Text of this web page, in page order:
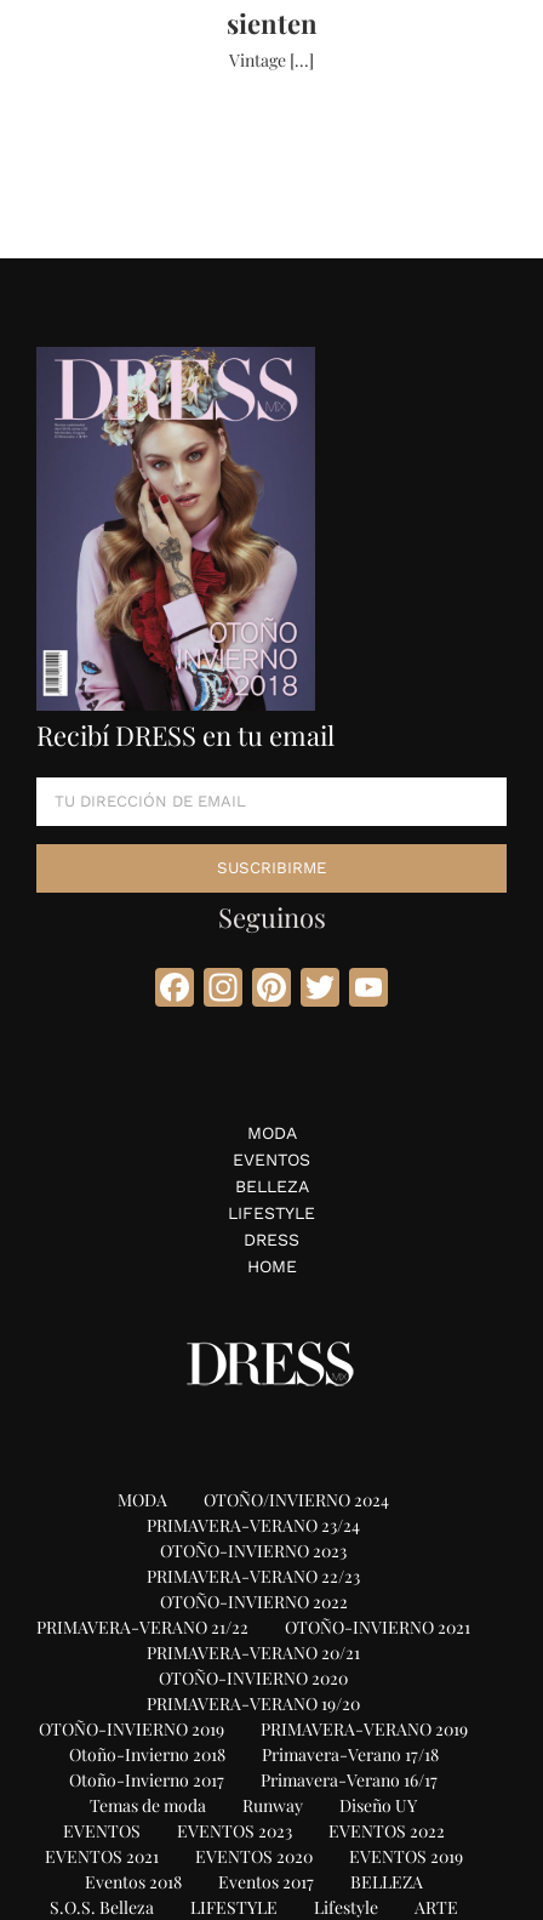
sienten
Vintage [...]
Recibí DRESS en tu email
Seguinos
Facebook
Instagram
Pinterest
Twitter
MODA
EVENTOS
BELLEZA
LIFESTYLE
DRESS
HOME
MODA
OTOÑO/INVIERNO 2024
PRIMAVERA-VERANO 23/24
OTOÑO-INVIERNO 2023
PRIMAVERA-VERANO 22/23
OTOÑO-INVIERNO 2022
PRIMAVERA-VERANO 21/22
OTOÑO-INVIERNO 2021
PRIMAVERA-VERANO 20/21
OTOÑO-INVIERNO 2020
PRIMAVERA-VERANO 19/20
OTOÑO-INVIERNO 2019
PRIMAVERA-VERANO 2019
Otoño-Invierno 2018
Primavera-Verano 17/18
Otoño-Invierno 2017
Primavera-Verano 16/17
Temas de moda
Runway
Diseño UY
EVENTOS
EVENTOS 2023
EVENTOS 2022
EVENTOS 2021
EVENTOS 2020
EVENTOS 2019
Eventos 2018
Eventos 2017
BELLEZA
S.O.S. Belleza
LIFESTYLE Lifestyle ARTE